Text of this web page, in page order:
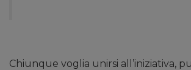
Chiunque voglia unirsi all’iniziativa,